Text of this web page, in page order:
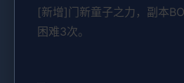
[新增]门新童子之力，副本
困难3次。